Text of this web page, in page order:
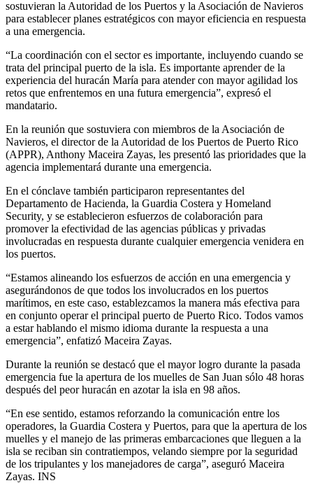
sostuvieran la Autoridad de los Puertos y la Asociación de Navieros
para establecer planes estratégicos con mayor eficiencia en respuesta
a una emergencia.
“La coordinación con el sector es importante, incluyendo cuando se
trata del principal puerto de la isla. Es importante aprender de la
experiencia del huracán María para atender con mayor agilidad los
retos que enfrentemos en una futura emergencia”, expresó el
mandatario.
En la reunión que sostuviera con miembros de la Asociación de
Navieros, el director de la Autoridad de los Puertos de Puerto Rico
(APPR), Anthony Maceira Zayas, les presentó las prioridades que la
agencia implementará durante una emergencia.
En el cónclave también participaron representantes del
Departamento de Hacienda, la Guardia Costera y Homeland
Security, y se establecieron esfuerzos de colaboración para
promover la efectividad de las agencias públicas y privadas
involucradas en respuesta durante cualquier emergencia venidera en
los puertos.
“Estamos alineando los esfuerzos de acción en una emergencia y
asegurándonos de que todos los involucrados en los puertos
marítimos, en este caso, establezcamos la manera más efectiva para
en conjunto operar el principal puerto de Puerto Rico. Todos vamos
a estar hablando el mismo idioma durante la respuesta a una
emergencia”, enfatizó Maceira Zayas.
Durante la reunión se destacó que el mayor logro durante la pasada
emergencia fue la apertura de los muelles de San Juan sólo 48 horas
después del peor huracán en azotar la isla en 98 años.
“En ese sentido, estamos reforzando la comunicación entre los
operadores, la Guardia Costera y Puertos, para que la apertura de los
muelles y el manejo de las primeras embarcaciones que lleguen a la
isla se reciban sin contratiempos, velando siempre por la seguridad
de los tripulantes y los manejadores de carga”, aseguró Maceira
Zayas. INS